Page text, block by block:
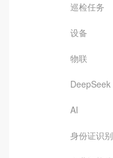
巡检任务
设备
物联
DeepSeek
AI
身份证识别